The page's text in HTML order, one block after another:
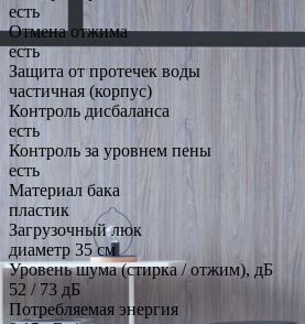
есть
Отмена отжима
есть
Защита от протечек воды
частичная (корпус)
Контроль дисбаланса
есть
Контроль за уровнем пены
есть
Материал бака
пластик
Загрузочный люк
диаметр 35 см
Уровень шума (стирка / отжим), дБ
52 / 73 дБ
Потребляемая энергия